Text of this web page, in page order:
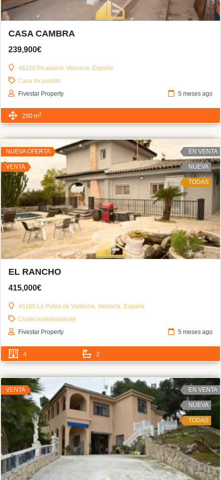
CASA CAMBRA
239,900€
46220 Picassent, Valencia, España
Casa de pueblo
Fivestar Property
5 meses ago
290 m2
NUEVA OFERTA
VENTA
EN VENTA
NUEVA
TODAS
EL RANCHO
415,000€
46185 La Pobla de Vallbona, Valencia, España
Chalet independiente
Fivestar Property
5 meses ago
4 2
VENTA EN VENTA
NUEVA
TODAS